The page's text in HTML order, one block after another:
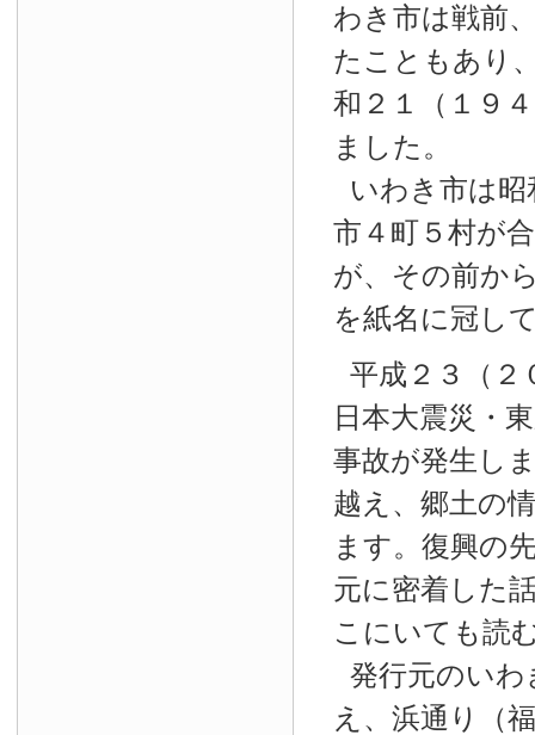
わき市は戦前
たこともあり
和２１（１９
ました。
いわき市は昭
市４町５村が
が、その前か
を紙名に冠し
平成２３（２
日本大震災・
事故が発生し
越え、郷土の
ます。復興の
元に密着した
こにいても読
発行元のいわ
え、浜通り（